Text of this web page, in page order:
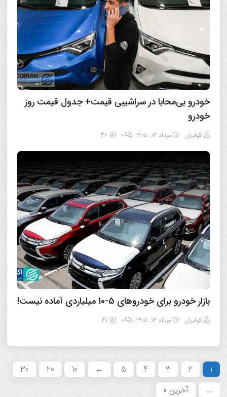
خودرو بی‌محابا در سراشیبی قیمت+ جدول قیمت روز
خودرو
اکوایران مرداد ۱۴, ۱۴۰۵ 0
36
بازار خودرو برای خودروهای 5-10 میلیاردی آماده نیست!
اکوایران مرداد ۱۴, ۱۴۰۵ 0
31
1
2
3
4
5
←
10
20
30
...
آخرین »